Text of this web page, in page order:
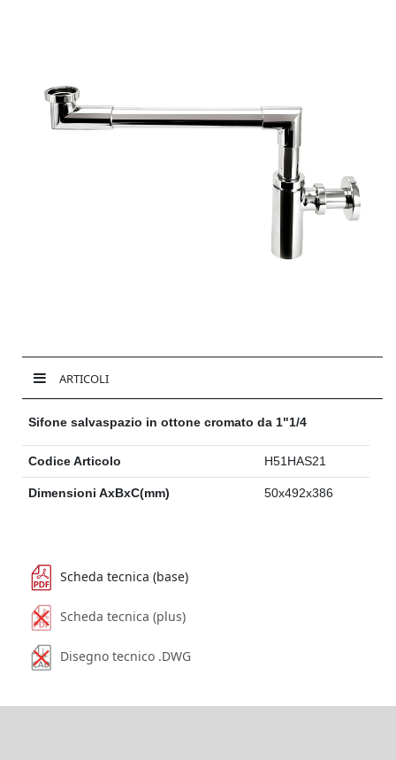
ARTICOLI
Sifone salvaspazio in ottone cromato da 1"1/4
Codice Articolo H51HAS21
Dimensioni AxBxC(mm) 50x492x386
Scheda tecnica (base)
Scheda tecnica (plus)
Disegno tecnico .DWG